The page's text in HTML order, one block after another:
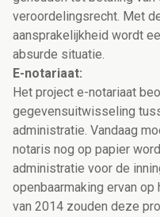
veroordelingsrecht. Met
aansprakelijkheid wordt
absurde situatie.
E-notariaat:
Het project e-notariaat
gegevensuitwisseling
administratie. Vandaag
notaris nog op papier
administratie voor de
openbaarmaking ervan
van 2014 zouden deze